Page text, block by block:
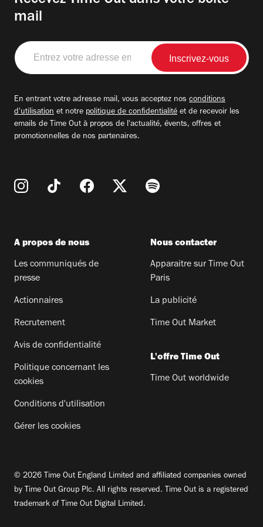
mail
Entrez
votre
adresse
En entrant votre adresse mail, vous acceptez nos conditions
d'utilisation et notre politique de confidentialité et de recevoir les
emails de Time Out à propos de l'actualité, évents, offres et
promotionnelles de nos partenaires.
A propos de nous
Les communiqués de
presse
Actionnaires
Recrutement
Avis de confidentialité
Politique concernant les
cookies
Conditions d'utilisation
Gérer les cookies
Nous contacter
Apparaitre sur Time Out
Paris
La publicité
Time Out Market
L'offre Time Out
Time Out worldwide
© 2026 Time Out England Limited and affiliated companies owned
by Time Out Group Plc. All rights reserved. Time Out is a registered
trademark of Time Out Digital Limited.